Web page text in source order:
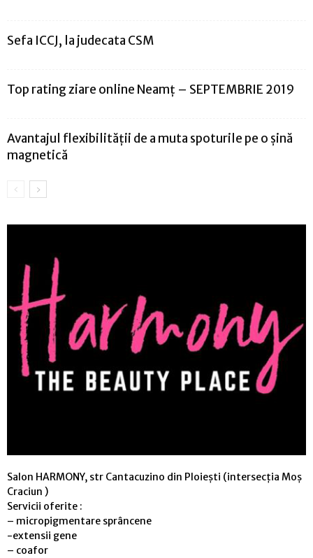
Sefa ICCJ, la judecata CSM
Top rating ziare online Neamț – SEPTEMBRIE 2019
Avantajul flexibilității de a muta spoturile pe o șină
magnetică
Salon HARMONY, str Cantacuzino din Ploiești (intersecția Moș
Craciun )
Servicii oferite :
– micropigmentare sprâncene
-extensii gene
– coafor